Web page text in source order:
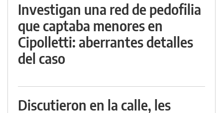
Investigan una red de pedofilia
que captaba menores en
Cipolletti: aberrantes detalles
del caso
Discutieron en la calle, les